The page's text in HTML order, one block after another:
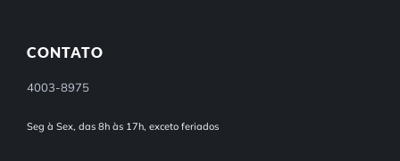
CONTATO
4003-8975
Seg à Sex, das 8h às 17h, exceto feriados